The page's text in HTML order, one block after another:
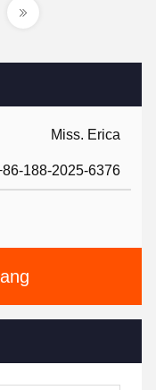
Miss. Erica
188-2025-6376